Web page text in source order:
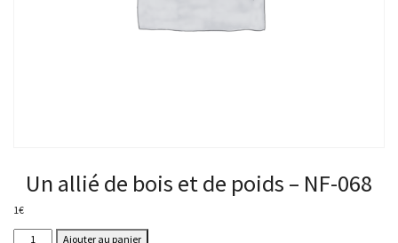
Un allié de bois et de poids – NF-068
1€
quantité
Ajouter au panier